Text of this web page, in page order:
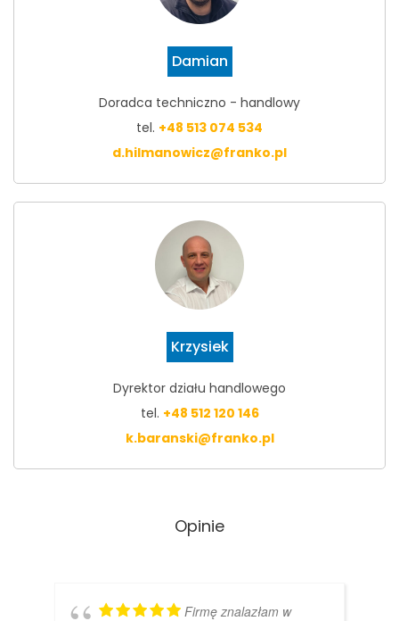
Damian
Doradca techniczno - handlowy
tel. +48 513 074 534
d.hilmanowicz@franko.pl
Krzysiek
Dyrektor działu handlowego
tel. +48 512 120 146
k.baranski@franko.pl
Opinie
Firmę znalazłam w